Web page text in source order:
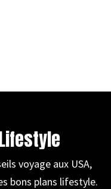
voyage aux USA,
bons plans lifestyle.